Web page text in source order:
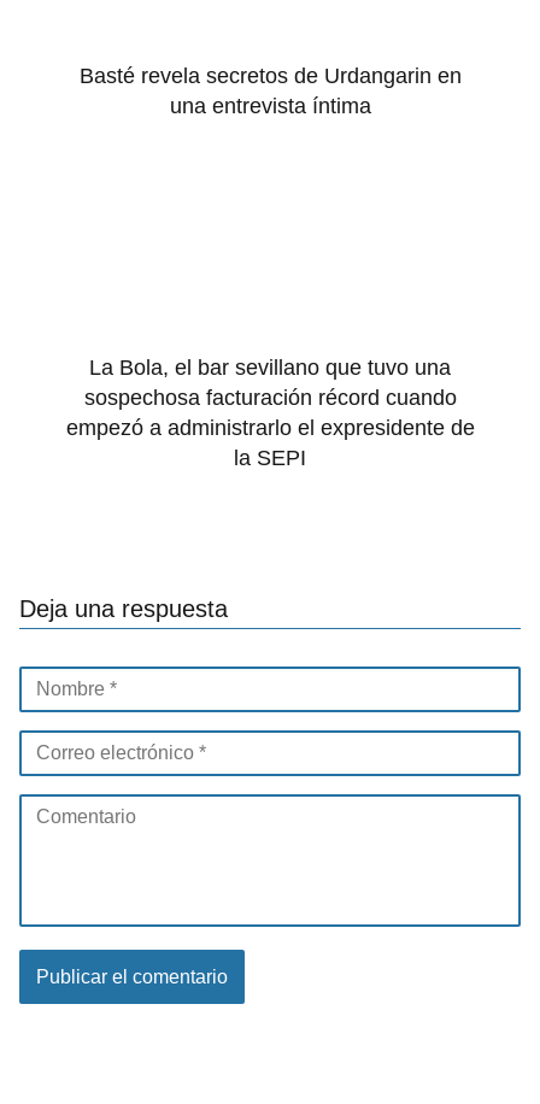
Basté revela secretos de Urdangarin en
una entrevista íntima
La Bola, el bar sevillano que tuvo una
sospechosa facturación récord cuando
empezó a administrarlo el expresidente de
la SEPI
Deja una respuesta